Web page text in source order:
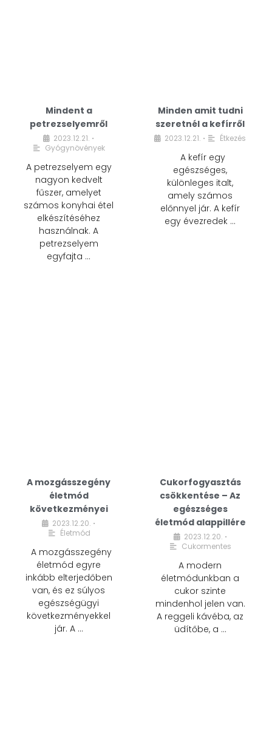
Mindent a
petrezselyemről
2023.12.21. •
Gyógynövények
A petrezselyem egy
nagyon kedvelt
fűszer, amelyet
számos konyhai étel
elkészítéséhez
használnak. A
petrezselyem
egyfajta …
Minden amit tudni
szeretnél a kefírről
2023.12.21. • Étkezés
A kefír egy
egészséges,
különleges italt,
amely számos
előnnyel jár. A kefír
egy évezredek …
A mozgásszegény
életmód
következményei
2023.12.20. •
Életmód
A mozgásszegény
életmód egyre
inkább elterjedőben
van, és ez súlyos
egészségügyi
következményekkel
jár. A …
Cukorfogyasztás
csökkentése – Az
egészséges
életmód alappillére
2023.12.20. •
Cukormentes
A modern
életmódunkban a
cukor szinte
mindenhol jelen van.
A reggeli kávéba, az
üdítőbe, a …